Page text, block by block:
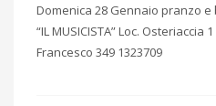
Domenica 28 Gennaio pranzo
“IL MUSICISTA” Loc. Osteriaccia
Francesco 349 1323709